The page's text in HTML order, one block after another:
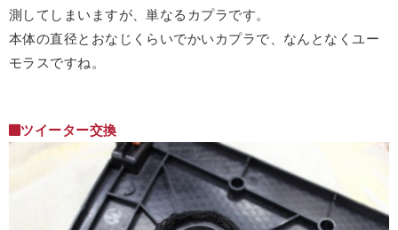
測してしまいますが、単なるカプラです。
本体の直径とおなじくらいでかいカプラで、なんとなくユー
モラスですね。
ツイーター交換